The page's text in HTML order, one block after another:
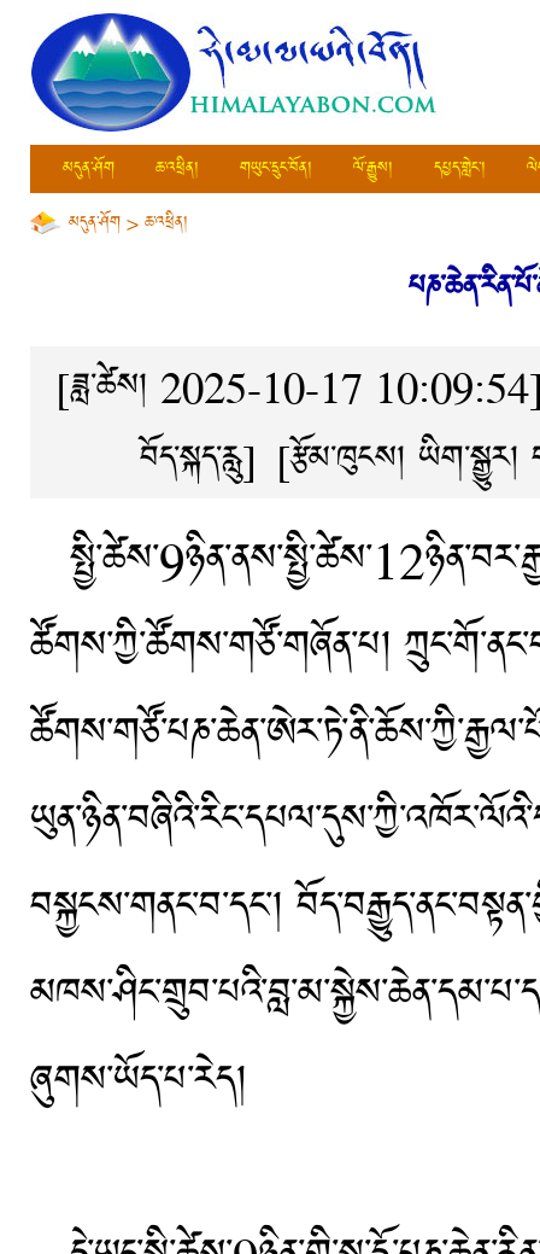
མདུན་ཤོག ཆ་འཕྲིན། གཡུང་དྲུང་བོན། ལོ་རྒྱུས། དཔྱད་གླེང་།
མདུན་ཤོག>ཆ་འཕྲིན།
[ཟླ་ཚེས། 2025-10-17
བོད་སྐད་རླུ] [རྩོམ་ཁུངས། ཡིག་སྒྱུར།
ཚོགས་ཀྱི་ཚོགས་གཙོ་གཞོན་པ།
བསྐྱངས་གནང་བ་དང་།
ཞུགས་ཡོད་པ་རེད།